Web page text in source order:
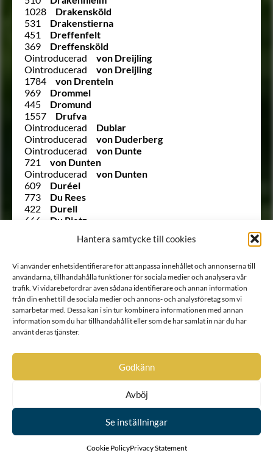
Hantera samtycke till cookies
Vi använder enhetsidentifierare för att anpassa innehållet och annonserna till
användarna, tillhandahålla funktioner för sociala medier och analysera vår
trafik. Vi vidarebefordrar även sådana identifierare och annan information
från din enhet till de sociala medier och annons- och analysföretag som vi
samarbetar med. Dessa kan i sin tur kombinera informationen med annan
information som du har tillhandahållit eller som de har samlat in när du har
använt deras tjänster.
Godkänn
Avböj
Se inställningar
Cookie PolicyPrivacy Statement
1028
Drakensköld
531
Drakenstierna
451
Dreffenfelt
369
Dreffensköld
Ointroducerad
von Dreijling
Ointroducerad
von Dreijling
1784
von Drenteln
969
Drommel
445
Dromund
1557
Drufva
Ointroducerad
Dublar
Ointroducerad
von Duderberg
Ointroducerad
von Dunte
721
von Dunten
Ointroducerad
von Dunten
609
Duréel
773
Du Rees
422
Durell
666
Du Rietz
Duwall
Utesluten
von Düben
Utesluten
von Düben
1785
von Düben
135
von Düben
207
Dücker
(122)
Dücker
1519
von Döbeln
Ointroducerad
Eckhof
617
Edenberg
Ehrenanckar
Ehrenbielke